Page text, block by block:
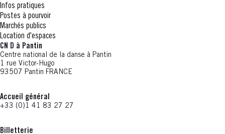
Infos pratiques
Postes à pourvoir
Marchés publics
Location d'espaces
CN D à Pantin
Centre national de la danse à Pantin
1 rue Victor-Hugo
93507 Pantin FRANCE
Accueil général
+33 (0)1 41 83 27 27
Billetterie